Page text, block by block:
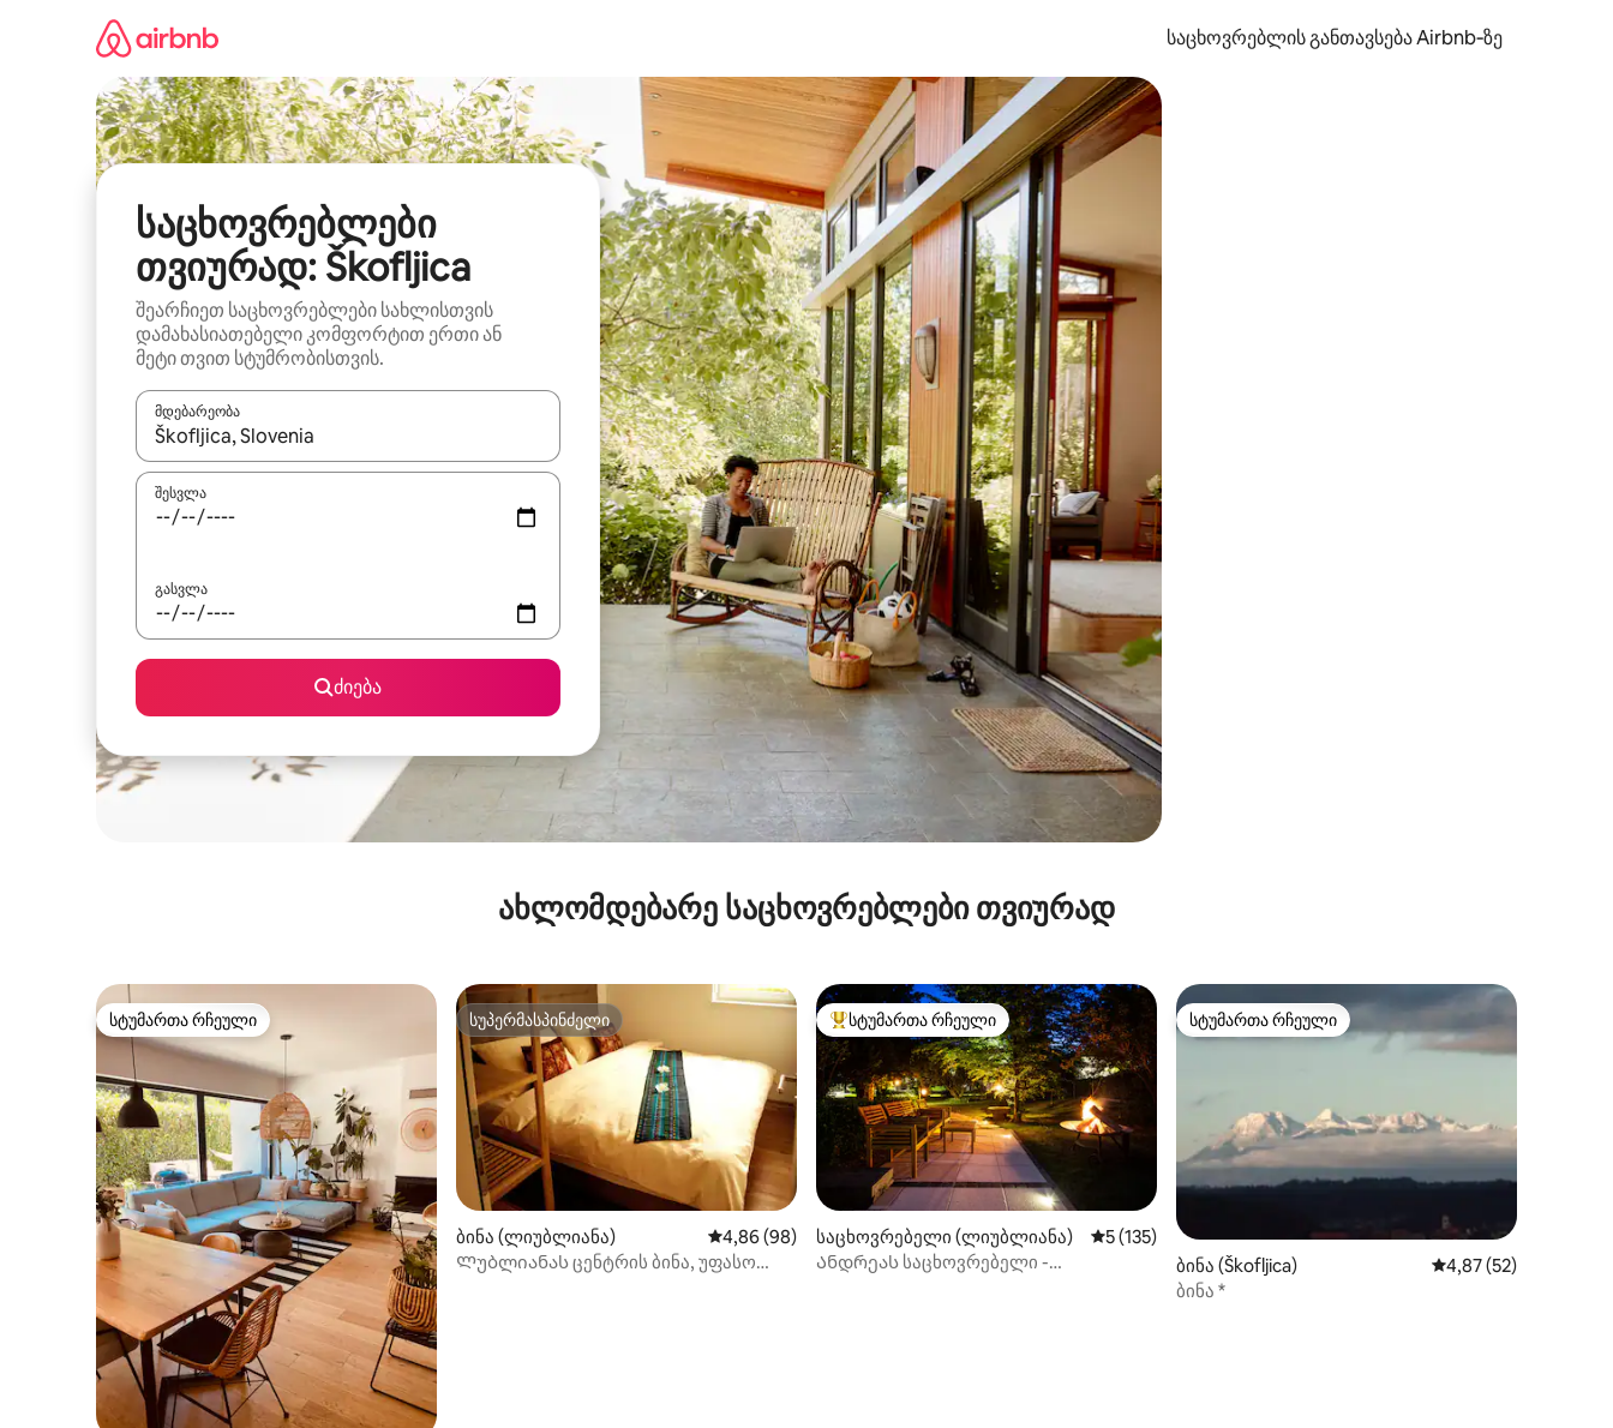
საცხოვრებლის განთავსება Airbnb‑ზე
საცხოვრებლები
თვიურად: Škofljica
შეარჩიეთ საცხოვრებლები სახლისთვის
დამახასიათებელი კომფორტით ერთი ან
მეტი თვით სტუმრობისთვის.
მდებარეობა
როცა შედეგები ხელმისაწვდომი გახდება, ნავიგაციისთვის გამოიყენეთ კლავიშები ზემოთ/ქვემოთ მიმართული ისრებით ან შეხებისა თუ თითის გასმის ჟესტები.
შესვლა
გასვლა
ძიება
ახლომდებარე საცხოვრებლები თვიურად
სტუმართა რჩეული
სტუმართა რჩეული სუპერმასპინძელი
სუპერმასპინძელი
ბინა (ლიუბლიანა) საშუალო შეფასებაა 5‑დან 4,86, 98 მიმოხილვა
4,86 (98)
Ლუბლიანას ცენტრის ბინა, უფასო
სტუმართა რჩეული მოწინავე ვარიანტი
სტუმართა რჩეული
საცხოვრებელი (ლიუბლიანა) საშუალო შეფასებაა 5‑დან 5, 135 მიმოხილვა
5 (135)
Ანდრეას საცხოვრებელი -
სტუმართა რჩეული
სტუმართა რჩეული
ბინა (Škofljica) საშუალო შეფასებაა
4,87 (52)
ბინა *